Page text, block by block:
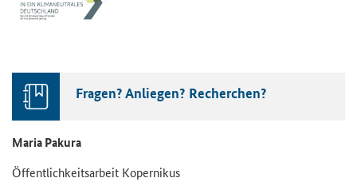
Fragen? Anliegen? Recherchen?
Maria Pakura
Öffentlichkeitsarbeit Kopernikus